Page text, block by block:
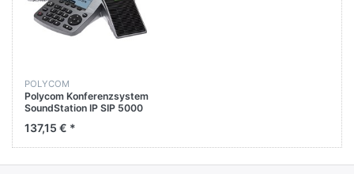
POLYCOM
Polycom Konferenzsystem
SoundStation IP SIP 5000
137,15 € *